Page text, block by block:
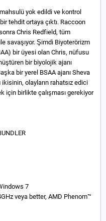
yok edildi ve kontrol
tehdit ortaya çıktı. Raccoon
Chris Redfield, tüm
savaşıyor. Şimdi Biyoterörizm
bir üyesi olan Chris, nüfusu
bir biyolojik ajanı
bir yerel BSAA ajanı Sheva
olayların rahatsız edici
için birlikte çalışması gerekiyor
7
veya better, AMD Phenom™